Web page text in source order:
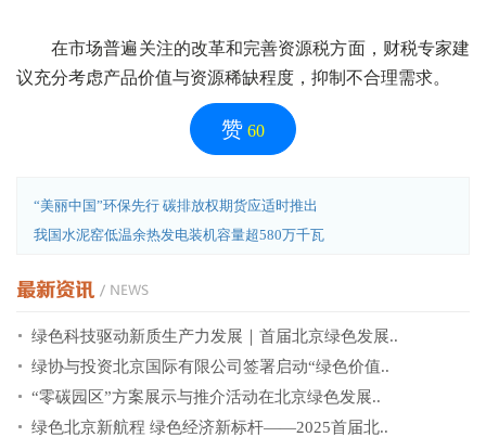
在市场普遍关注的改革和完善资源税方面，财税专家建
议充分考虑产品价值与资源稀缺程度，抑制不合理需求。
赞 60
“美丽中国”环保先行 碳排放权期货应适时推出
我国水泥窑低温余热发电装机容量超580万千瓦
绿色科技驱动新质生产力发展｜首届北京绿色发展..
绿协与投资北京国际有限公司签署启动“绿色价值..
“零碳园区”方案展示与推介活动在北京绿色发展..
绿色北京新航程 绿色经济新标杆——2025首届北..